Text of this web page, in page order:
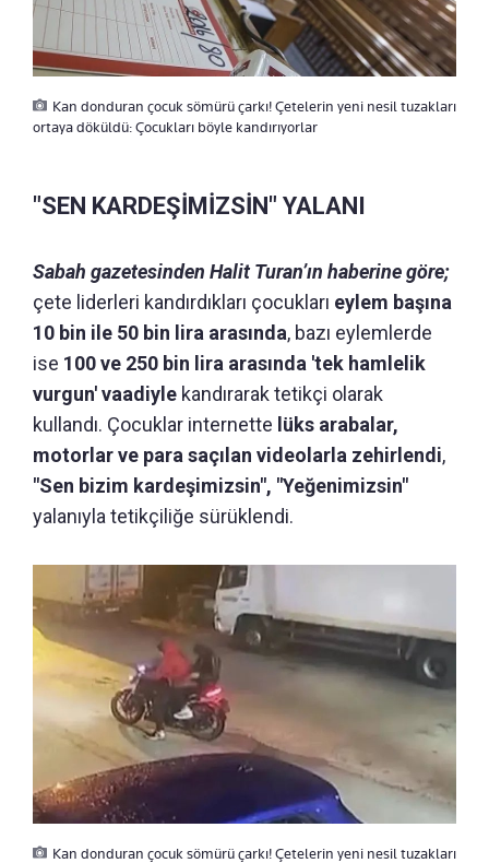
Kan donduran çocuk sömürü çarkı! Çetelerin yeni nesil tuzakları
ortaya döküldü: Çocukları böyle kandırıyorlar
"SEN KARDEŞİMİZSİN" YALANI
Sabah gazetesinden Halit Turan’ın haberine göre;
çete liderleri kandırdıkları çocukları eylem başına
10 bin ile 50 bin lira arasında, bazı eylemlerde
ise 100 ve 250 bin lira arasında 'tek hamlelik
vurgun' vaadiyle kandırarak tetikçi olarak
kullandı. Çocuklar internette lüks arabalar,
motorlar ve para saçılan videolarla zehirlendi,
"Sen bizim kardeşimizsin", "Yeğenimizsin"
yalanıyla tetikçiliğe sürüklendi.
Kan donduran çocuk sömürü çarkı! Çetelerin yeni nesil tuzakları